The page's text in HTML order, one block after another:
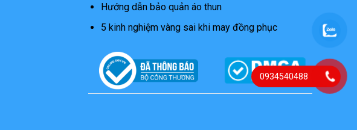
Hướng dẫn bảo quản áo thun
5 kinh nghiệm vàng sai khi may đồng phục
0934540488